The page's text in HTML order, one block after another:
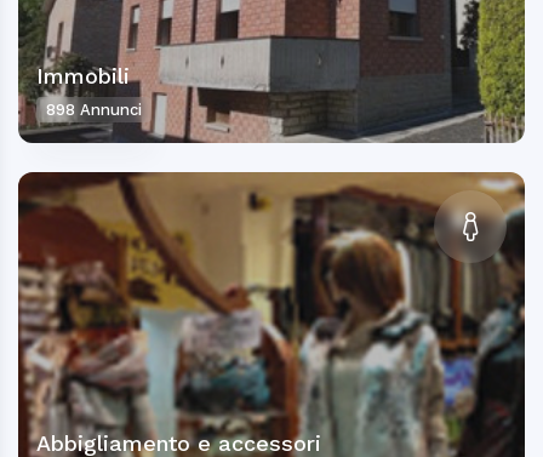
Immobili
898 Annunci
Abbigliamento e accessori